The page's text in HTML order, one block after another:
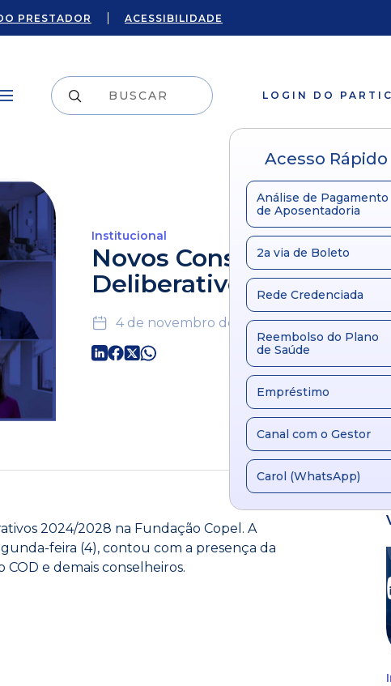
PRESTADOR ACESSIBILIDADE
LOGIN DO
Acesso Rápido
Análise de Pagamento
de Aposentadoria
2a via de Boleto
Rede Credenciada
Reembolso do Plano
de Saúde
Empréstimo
Canal com o Gestor
Carol (WhatsApp)
Institucional
Novos Conselheiros
Deliberativos
4 de novembro de 2024
2024/2028 na Fundação Copel. A
feira (4), contou com a presença da
e demais conselheiros.